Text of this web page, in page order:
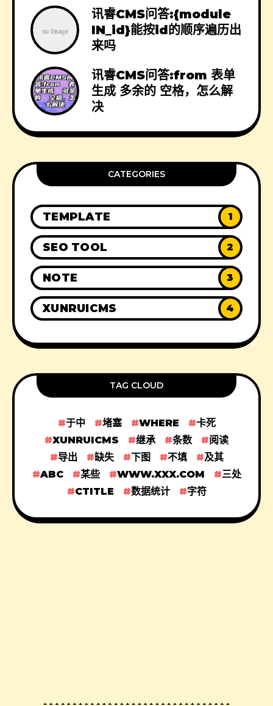
讯睿CMS问答:{module
IN_id}能按id的顺序遍历出
来吗
讯睿CMS问答:from 表单
生成 多余的 空格，怎么解
决
CATEGORIES
TEMPLATE 1
SEO TOOL 2
NOTE 3
XUNRUICMS 4
TAG CLOUD
于中 堵塞 WHERE
卡死
XUNRUICMS
继承 条数
阅读
导出
缺失 下图 不填
及其
ABC
某些 WWW.XXX.COM
三处
CTITLE
数据统计 字符